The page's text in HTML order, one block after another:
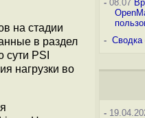
на стадии
в раздел
PSI
нагрузки во
-08.07
- Сводка
-